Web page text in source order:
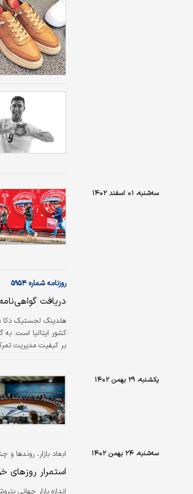
سه‌شنبه، ۰۱ اسفند ۱۴۰۲
روزنامه شماره ۵۹۵۴
دریافت
بر کیفیت مدیریت
یکشنبه، ۲۹ بهمن ۱۴۰۲
سه‌شنبه، ۲۴ بهمن ۱۴۰۲ ابعاد بازار، روندها و چشم‌انداز تا سال
استمرار